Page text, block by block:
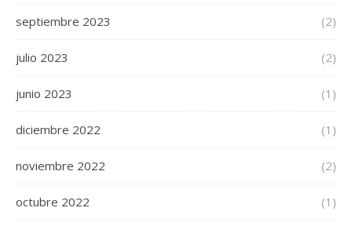
septiembre 2023 (2)
julio 2023 (2)
junio 2023 (1)
diciembre 2022 (1)
noviembre 2022 (2)
octubre 2022 (1)